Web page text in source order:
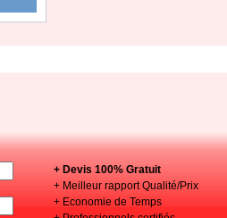
+ Devis 100% Gratuit
+ Meilleur rapport Qualité/Prix
+ Economie de Temps